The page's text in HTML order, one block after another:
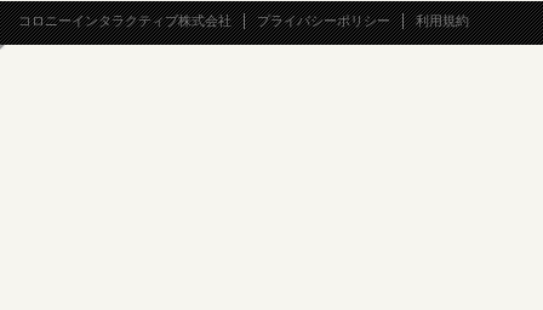
コロニーインタラクティブ株式会社 プライバシーポリシー 利用規約